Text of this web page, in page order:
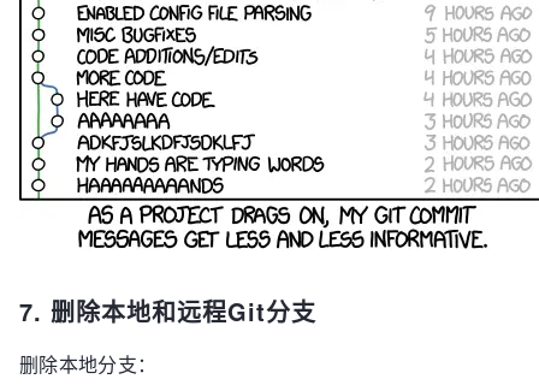
7. 删除本地和远程Git分支
删除本地分支：